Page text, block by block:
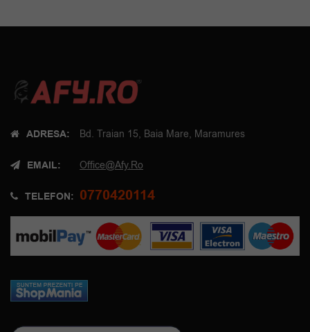
ADRESA: Bd. Traian 15, Baia Mare, Maramures
EMAIL: Office@afy.ro
TELEFON: 0770420114